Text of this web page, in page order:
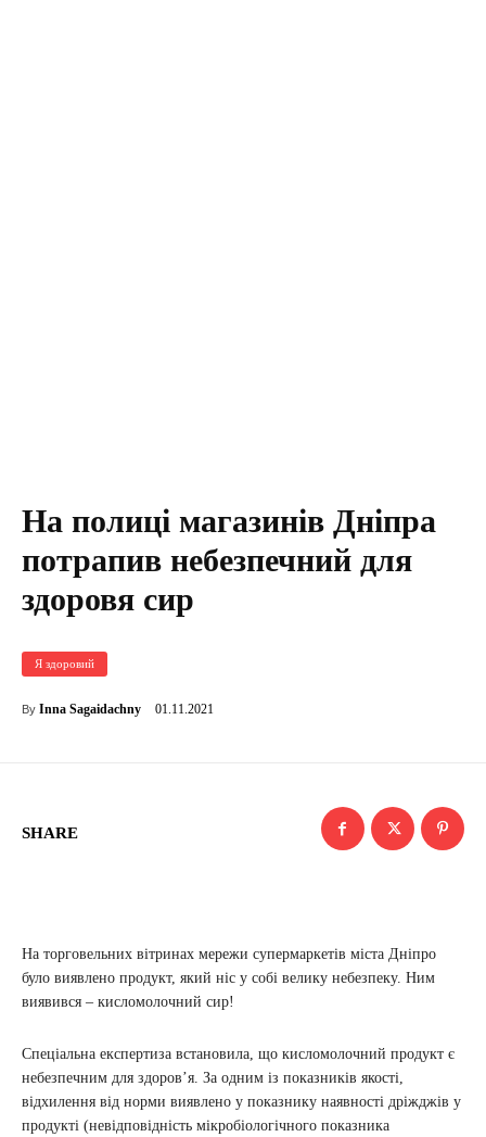
На полиці магазинів Дніпра
потрапив небезпечний для
здоровя сир
Я здоровий
By Inna Sagaidachny 01.11.2021
SHARE
На торговельних вітринах мережи супермаркетів міста Дніпро
було виявлено продукт, який ніс у собі велику небезпеку. Ним
виявився – кисломолочний сир!
Спеціальна експертиза встановила, що кисломолочний продукт є
небезпечним для здоров’я. За одним із показників якості,
відхилення від норми виявлено у показнику наявності дріжджів у
продукті (невідповідність мікробіологічного показника